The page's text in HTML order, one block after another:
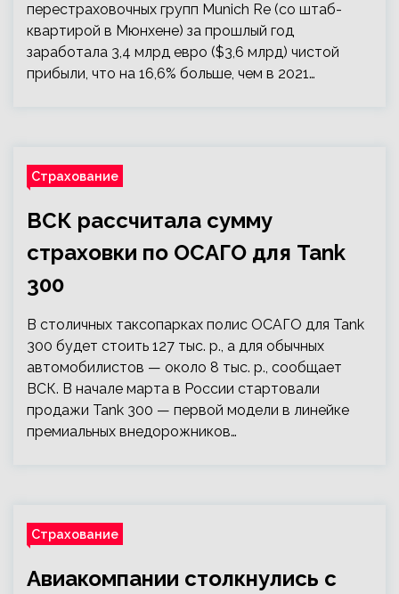
перестраховочных групп Munich Re (со штаб-
квартирой в Мюнхене) за прошлый год
заработала 3,4 млрд евро ($3,6 млрд) чистой
прибыли, что на 16,6% больше, чем в 2021…
Страхование
ВСК рассчитала сумму
страховки по ОСАГО для Tank
300
В столичных таксопарках полис ОСАГО для Tank
300 будет стоить 127 тыс. р., а для обычных
автомобилистов — около 8 тыс. р., сообщает
ВСК. В начале марта в России стартовали
продажи Tank 300 — первой модели в линейке
премиальных внедорожников…
Страхование
Авиакомпании столкнулись с